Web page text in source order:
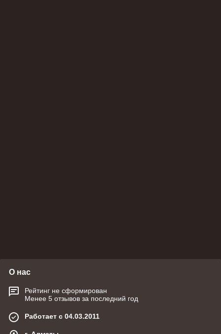
О нас
Рейтинг не сформирован
Менее 5 отзывов за последний год
Работает с 04.03.2011